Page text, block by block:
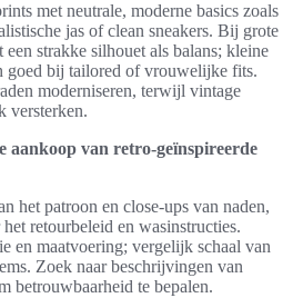
met neutrale, moderne basics zoals
jas of clean sneakers. Bij grote
strakke silhouet als balans; kleine
goed bij tailored of vrouwelijke fits.
moderniseren, terwijl vintage
versterken.
aankoop van retro-geïnspireerde
het patroon en close-ups van naden,
retourbeleid en wasinstructies.
en maatvoering; vergelijk schaal van
Zoek naar beschrijvingen van
betrouwbaarheid te bepalen.